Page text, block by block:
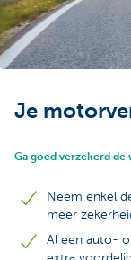
Particulieren
Je
Ga goed verzekerd
Neem enkel
meer
Al een auto-